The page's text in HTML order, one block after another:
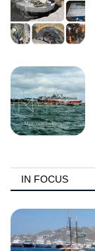
IN FOCUS